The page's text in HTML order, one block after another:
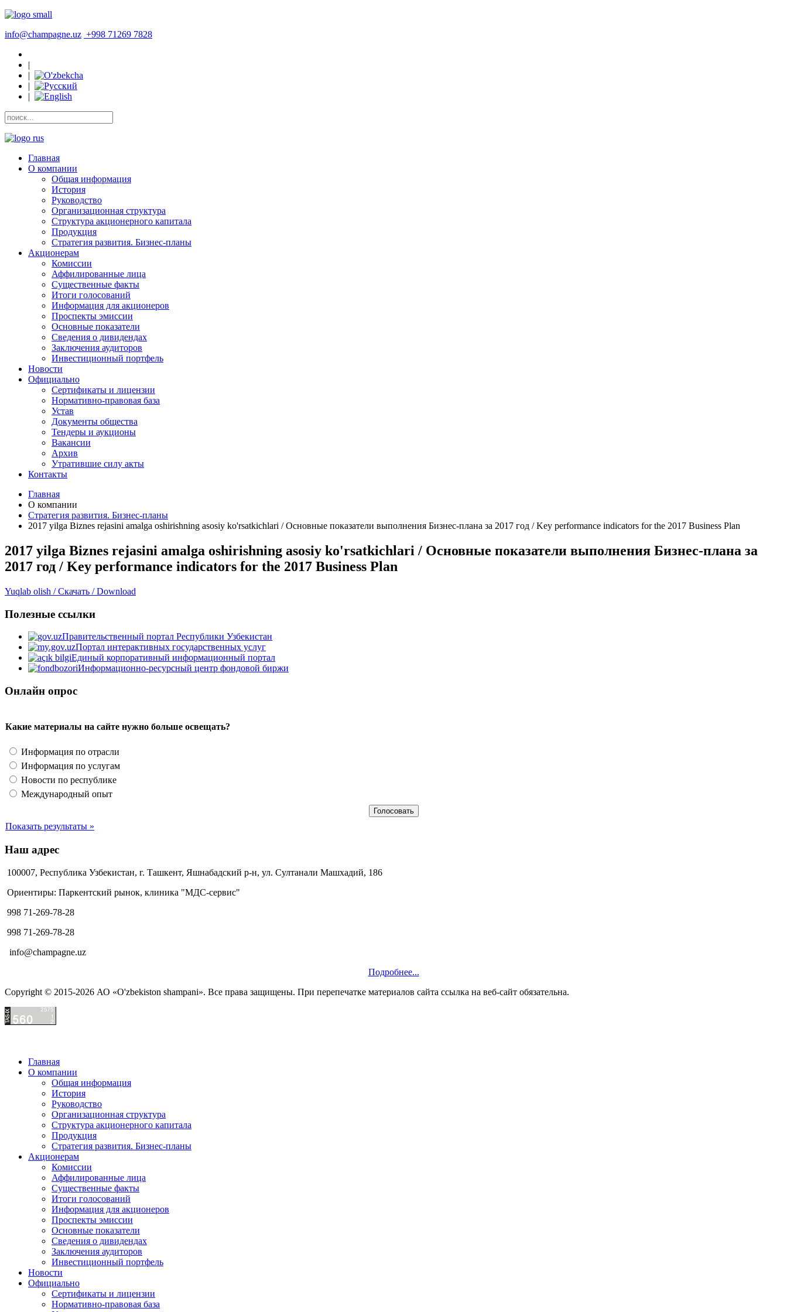
info@champagne.uz +998 71269 7828
|
|
|
|
Главная
О компании
Общая информация
История
Руководство
Организационная структура
Структура акционерного капитала
Продукция
Стратегия развития. Бизнес-планы
Акционерам
Комиссии
Аффилированные лица
Существенные факты
Итоги голосований
Информация для акционеров
Проспекты эмиссии
Основные показатели
Сведения о дивидендах
Заключения аудиторов
Инвестиционный портфель
Новости
Официально
Сертификаты и лицензии
Нормативно-правовая база
Устав
Документы общества
Тендеры и аукционы
Вакансии
Архив
Утратившие силу акты
Контакты
Главная
О компании
Стратегия развития. Бизнес-планы
2017 yilga Biznes rejasini amalga oshirishning asosiy ko'rsatkichlari / Основные показатели выполнения Бизнес-плана за 2017 год / Key performance indicators for the 2017 Business Plan
2017 yilga Biznes rejasini amalga oshirishning asosiy ko'rsatkichlari / Основные показатели выполнения Бизнес-плана за
2017 год / Key performance indicators for the 2017 Business Plan
Yuqlab olish / Скачать / Download
Полезные ссылки
Правительственный портал Республики Узбекистан
Портал интерактивных государственных услуг
Единый корпоративный информационный портал
Информационно-ресурсный центр фондовой биржи
Онлайн опрос
Какие материалы на сайте нужно больше освещать?
Информация по отрасли
Информация по услугам
Новости по республике
Международный опыт
Показать результаты »
Наш адрес
100007, Республика Узбекистан, г. Ташкент, Яшнабадский р-н, ул. Султанали Машхадий, 186
Ориентиры: Паркентский рынок, клиника "МДС-сервис"
998 71-269-78-28
998 71-269-78-28
info@champagne.uz
Подробнее...
Copyright © 2015-2026 АО «O'zbekiston shampani». Все права защищены. При перепечатке материалов сайта ссылка на веб-сайт обязательна.
Главная
О компании
Общая информация
История
Руководство
Организационная структура
Структура акционерного капитала
Продукция
Стратегия развития. Бизнес-планы
Акционерам
Комиссии
Аффилированные лица
Существенные факты
Итоги голосований
Информация для акционеров
Проспекты эмиссии
Основные показатели
Сведения о дивидендах
Заключения аудиторов
Инвестиционный портфель
Новости
Официально
Сертификаты и лицензии
Нормативно-правовая база